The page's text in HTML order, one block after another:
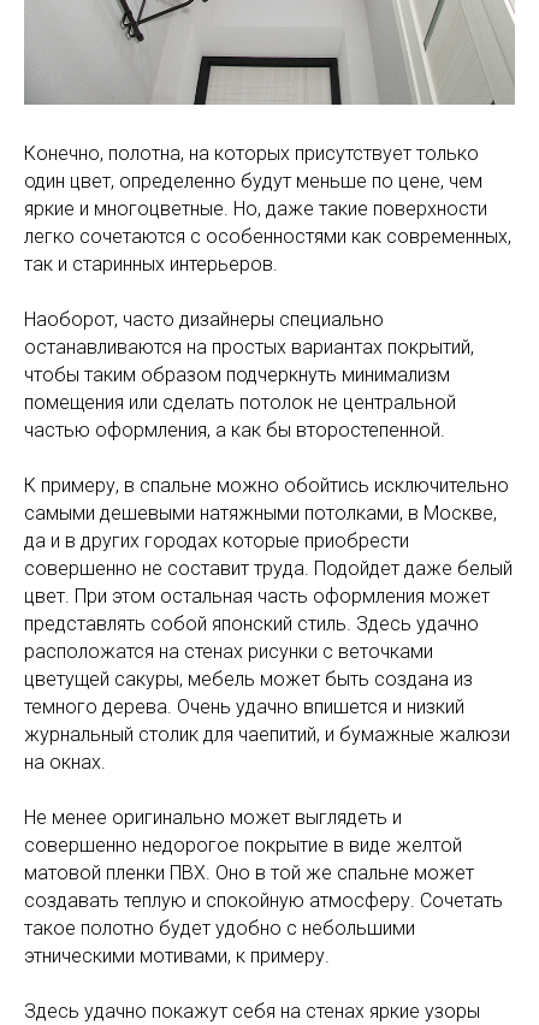
Конечно, полотна, на которых присутствует только
один цвет, определенно будут меньше по цене, чем
яркие и многоцветные. Но, даже такие поверхности
легко сочетаются с особенностями как современных,
так и старинных интерьеров.
Наоборот, часто дизайнеры специально
останавливаются на простых вариантах покрытий,
чтобы таким образом подчеркнуть минимализм
помещения или сделать потолок не центральной
частью оформления, а как бы второстепенной.
К примеру, в спальне можно обойтись исключительно
самыми дешевыми натяжными потолками, в Москве,
да и в других городах которые приобрести
совершенно не составит труда. Подойдет даже белый
цвет. При этом остальная часть оформления может
представлять собой японский стиль. Здесь удачно
расположатся на стенах рисунки с веточками
цветущей сакуры, мебель может быть создана из
темного дерева. Очень удачно впишется и низкий
журнальный столик для чаепитий, и бумажные жалюзи
на окнах.
Не менее оригинально может выглядеть и
совершенно недорогое покрытие в виде желтой
матовой пленки ПВХ. Оно в той же спальне может
создавать теплую и спокойную атмосферу. Сочетать
такое полотно будет удобно с небольшими
этническими мотивами, к примеру.
Здесь удачно покажут себя на стенах яркие узоры